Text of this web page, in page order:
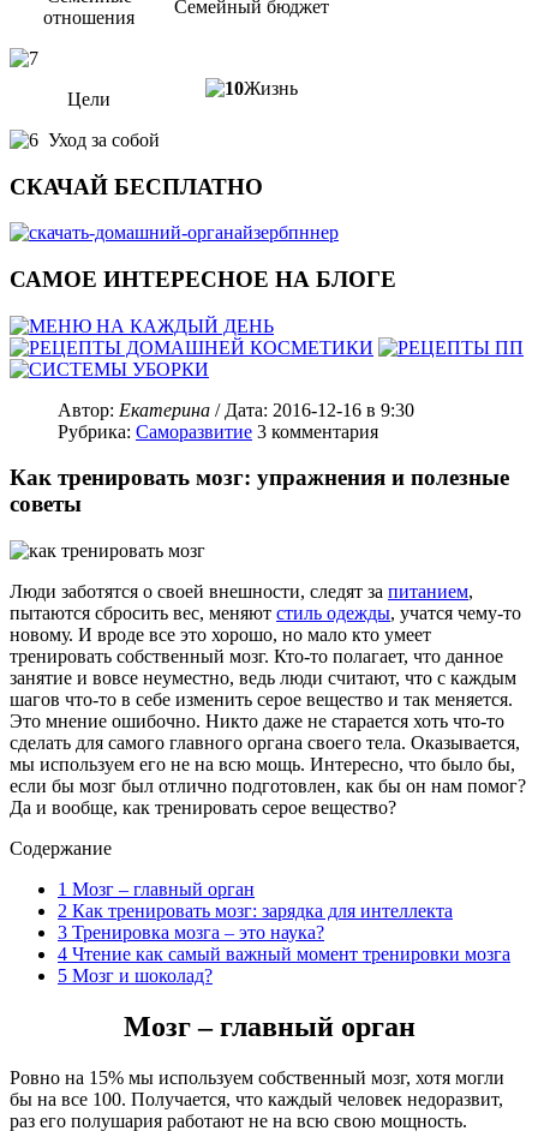
отношения
Семейный бюджет
Цели
Жизнь
Уход за собой
СКАЧАЙ БЕСПЛАТНО
САМОЕ ИНТЕРЕСНОЕ НА БЛОГЕ
Автор: Екатерина / Дата: 2016-12-16 в 9:30
Рубрика: Саморазвитие 3 комментария
Как тренировать мозг: упражнения и полезные
советы
Люди заботятся о своей внешности, следят за питанием,
пытаются сбросить вес, меняют стиль одежды, учатся чему-то
новому. И вроде все это хорошо, но мало кто умеет
тренировать собственный мозг. Кто-то полагает, что данное
занятие и вовсе неуместно, ведь люди считают, что с каждым
шагов что-то в себе изменить серое вещество и так меняется.
Это мнение ошибочно. Никто даже не старается хоть что-то
сделать для самого главного органа своего тела. Оказывается,
мы используем его не на всю мощь. Интересно, что было бы,
если бы мозг был отлично подготовлен, как бы он нам помог?
Да и вообще, как тренировать серое вещество?
Содержание
1 Мозг – главный орган
2 Как тренировать мозг: зарядка для интеллекта
3 Тренировка мозга – это наука?
4 Чтение как самый важный момент тренировки мозга
5 Мозг и шоколад?
Мозг – главный орган
Ровно на 15% мы используем собственный мозг, хотя могли
бы на все 100. Получается, что каждый человек недоразвит,
раз его полушария работают не на всю свою мощность.